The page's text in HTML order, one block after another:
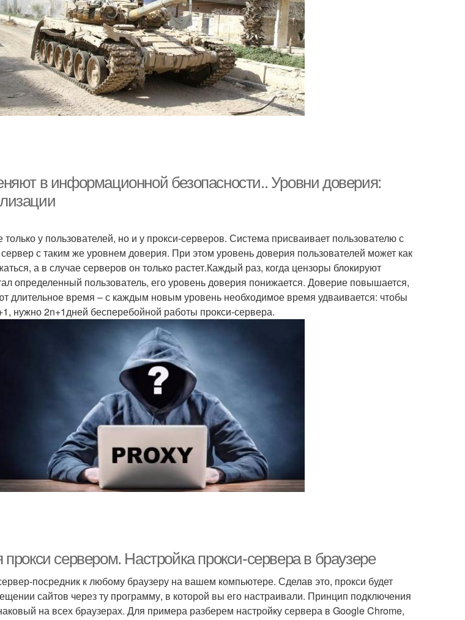
в информационной безопасности.. Уровни доверия:
у пользователей, но и у прокси-серверов. Система присваивает пользователю с
с таким же уровнем доверия. При этом уровень доверия пользователей может как
а в случае серверов он только растет.Каждый раз, когда цензоры блокируют
определенный пользователь, его уровень доверия понижается. Доверие повышается,
длительное время – с каждым новым уровень необходимое время удваивается: чтобы
нужно 2n+1дней бесперебойной работы прокси-сервера.
прокси сервером. Настройка прокси-сервера в браузере
посредник к любому браузеру на вашем компьютере. Сделав это, прокси будет
сайтов через ту программу, в которой вы его настраивали. Принцип подключения
на всех браузерах. Для примера разберем настройку сервера в Google Chrome,